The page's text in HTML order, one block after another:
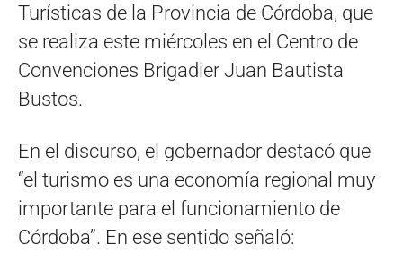
Turísticas de la Provincia de Córdoba, que
se realiza este miércoles en el Centro de
Convenciones Brigadier Juan Bautista
Bustos.
En el discurso, el gobernador destacó que
“el turismo es una economía regional muy
importante para el funcionamiento de
Córdoba”. En ese sentido señaló: